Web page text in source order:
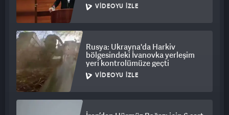
VIDEOYU İZLE
Rusya: Ukrayna'da Harkiv
bölgesindeki İvanovka yerleşim
yeri kontrolümüze geçti
VIDEOYU İZLE